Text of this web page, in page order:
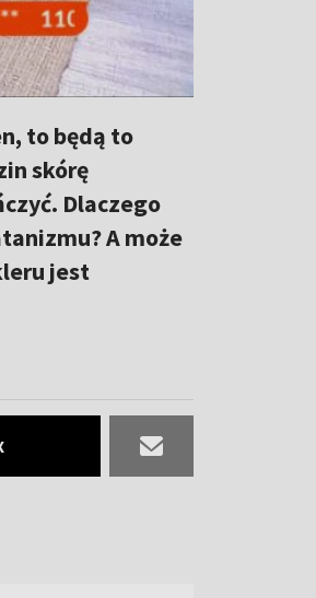
to będą to
skórę
Dlaczego
A może
jest